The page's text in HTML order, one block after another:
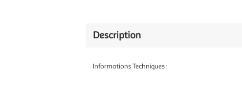
Description
Informations Techniques :